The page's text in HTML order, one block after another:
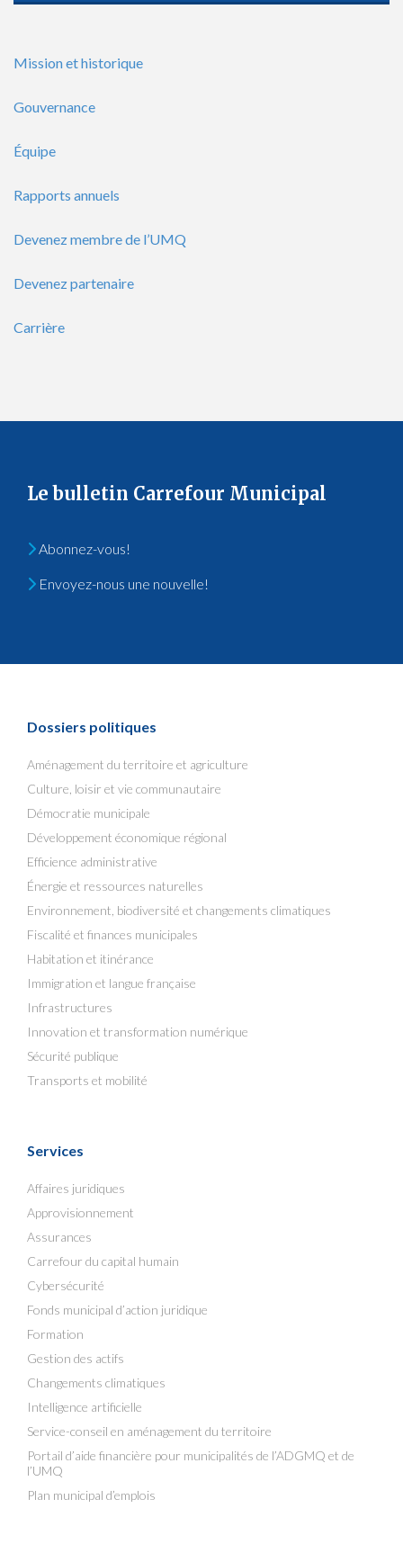
Mission et historique
Gouvernance
Équipe
Rapports annuels
Devenez membre de l’UMQ
Devenez partenaire
Carrière
Le bulletin Carrefour Municipal
Abonnez-vous!
Envoyez-nous une nouvelle!
Dossiers politiques
Aménagement du territoire et agriculture
Culture, loisir et vie communautaire
Démocratie municipale
Développement économique régional
Efficience administrative
Énergie et ressources naturelles
Environnement, biodiversité et changements climatiques
Fiscalité et finances municipales
Habitation et itinérance
Immigration et langue française
Infrastructures
Innovation et transformation numérique
Sécurité publique
Transports et mobilité
Services
Affaires juridiques
Approvisionnement
Assurances
Carrefour du capital humain
Cybersécurité
Fonds municipal d’action juridique
Formation
Gestion des actifs
Changements climatiques
Intelligence artificielle
Service-conseil en aménagement du territoire
Portail d’aide financière pour municipalités de l’ADGMQ et de
l’UMQ
Plan municipal d’emplois